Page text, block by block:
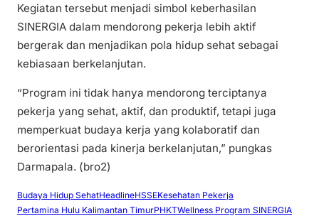
Kegiatan tersebut menjadi simbol keberhasilan
SINERGIA dalam mendorong pekerja lebih aktif
bergerak dan menjadikan pola hidup sehat sebagai
kebiasaan berkelanjutan.
“Program ini tidak hanya mendorong terciptanya
pekerja yang sehat, aktif, dan produktif, tetapi juga
memperkuat budaya kerja yang kolaboratif dan
berorientasi pada kinerja berkelanjutan,” pungkas
Darmapala. (bro2)
Budaya Hidup SehatHeadlineHSSEKesehatan Pekerja
Pertamina Hulu Kalimantan TimurPHKTWellness Program SINERGIA